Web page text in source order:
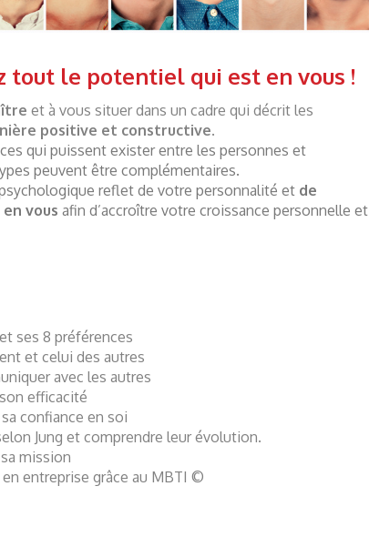
tout le potentiel qui est en vous !
et à vous situer dans un cadre qui décrit les
positive et constructive.
qui puissent exister entre les personnes et
peuvent être complémentaires.
reflet de votre personnalité et de
vous afin d’accroître votre croissance personnelle et
ses 8 préférences
et celui des autres
avec les autres
efficacité
confiance en soi
Jung et comprendre leur évolution.
mission
entreprise grâce au MBTI ©